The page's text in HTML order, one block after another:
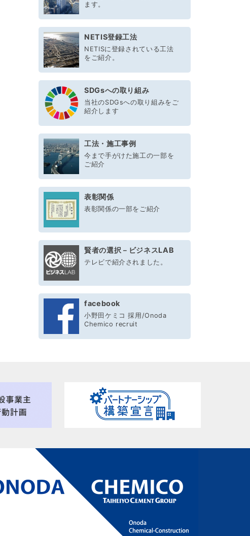
ます。
NETIS登録工法
NETISに登録されている工法
をご紹介。
SDGsへの取り組み
当社のSDGsへの取り組みをご
紹介します
工法・施工事例
今まで手がけた施工の一部を
ご紹介
表彰関係
表彰関係の一部をご紹介
賢者の選択－ビジネスLAB
テレビで紹介されました。
facebook
小野田ケミコ 採用/Onoda
Chemico recruit